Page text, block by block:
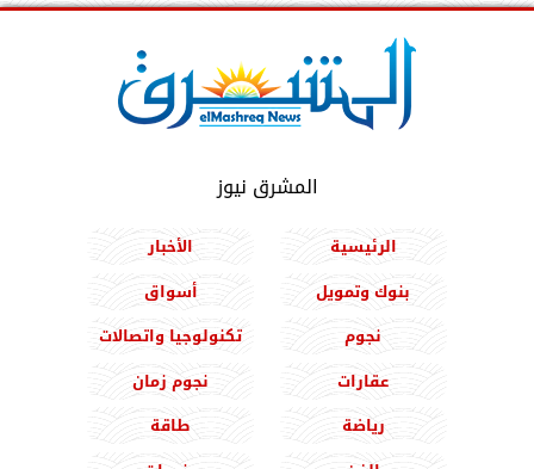
المشرق نيوز
الرئيسية
الأخبار
بنوك وتمويل
أسواق
نجوم
تكنولوجيا واتصالات
عقارات
نجوم زمان
رياضة
طاقة